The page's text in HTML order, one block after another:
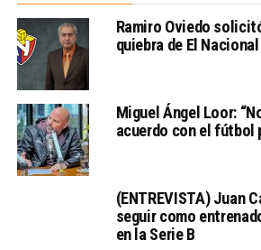
Ramiro Oviedo
quiebra de El Nacional
Miguel Ángel Loor:
acuerdo con el fútbol
(ENTREVISTA) Juan
seguir como
en la Serie B